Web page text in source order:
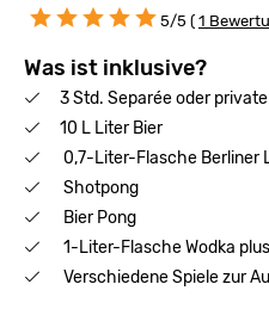
5/5 ( 1
Was ist inklusive?
3 Std. Separée oder
10 L Liter Bier
0,7-Liter-Flasche Berliner
Shotpong
Bier Pong
1-Liter-Flasche Wodka
Verschiedene Spiele zur